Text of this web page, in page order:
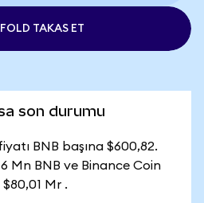
TAKAS ET
son durumu
BNB başına $600,82.
Mn BNB ve Binance Coin
Mr .